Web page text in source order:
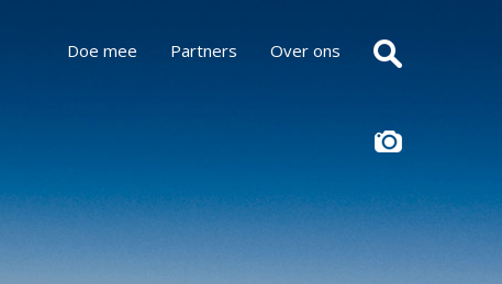
Doe mee Partners Over ons